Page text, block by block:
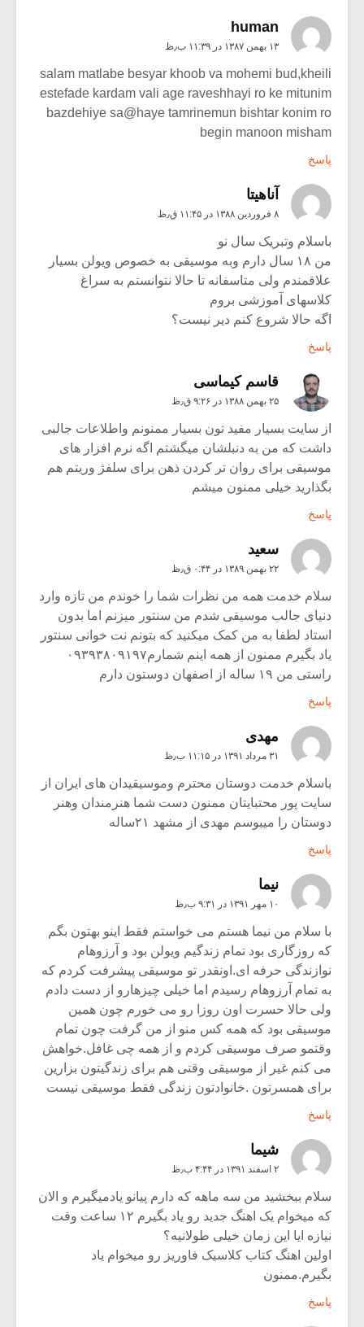
human
۱۳ بهمن ۱۳۸۷ در ۱۱:۳۹ ب٫ظ
salam matlabe besyar khoob va mohemi bud,kheili
estefade kardam vali age raveshhayi ro ke mitunim
bazdehiye sa@haye tamrinemun bishtar konim ro
begin manoon misham
پاسخ
آناهیتا
۸ فروردین ۱۳۸۸ در ۱۱:۴۵ ق٫ظ
باسلام وتبریک سال نو
من ۱۸ سال دارم وبه موسیقی به خصوص ویولن بسیار
علاقمندم ولی متاسفانه تا حالا نتوانستم به سراغ
کلاسهای آموزشی بروم
اگه حالا شروع کنم دیر نیست؟
پاسخ
قاسم کیماسی
۲۵ بهمن ۱۳۸۸ در ۹:۲۶ ق٫ظ
از سایت بسیار مفید تون بسیار ممنونم واطلاعات جالبی
داشت که من به دنبلشان میگشتم اگه نرم افزار های
موسیقی برای روان تر کردن ذهن برای سلفژ وریتم هم
بگذارید خیلی ممنون میشم
پاسخ
سعید
۲۲ بهمن ۱۳۸۹ در ۰:۴۴ ق٫ظ
سلام خدمت همه من نظرات شما را خوندم من تازه وارد
دنیای جالب موسیقی شدم من سنتور میزنم اما بدون
استاد لطفا به من کمک میکنید که بتونم نت خوانی سنتور
یاد بگیرم ممنون از همه اینم شمارم۰۹۳۹۳۸۰۹۱۹۷
راستی من ۱۹ ساله از اصفهان دوستون دارم
پاسخ
مهدی
۳۱ مرداد ۱۳۹۱ در ۱۱:۱۵ ب٫ظ
باسلام خدمت دوستان محترم وموسیقیدان های ایران از
سایت پور محتبایتان ممنون دست شما هنرمندان وهنر
دوستان را میبوسم مهدی از مشهد ۲۱ساله
پاسخ
نیما
۱۰ مهر ۱۳۹۱ در ۹:۳۱ ب٫ظ
با سلام من نیما هستم می خواستم فقط اینو بهتون بگم
که روزگاری بود تمام زندگیم ویولن بود و آرزوهام
نوازندگی حرفه ای.اونقدر تو موسیقی پیشرفت کردم که
به تمام آرزوهام رسیدم اما خیلی چیزهارو از دست دادم
ولی حالا حسرت اون روزا رو می خورم چون همین
موسیقی بود که همه کس منو از من گرفت چون تمام
وقتمو صرف موسیقی کردم و از همه چی غافل.خواهش
می کنم غیر از موسیقی وقتی هم برای زندگیتون بزارین
برای همسرتون .خانوادتون زندگی فقط موسیقی نیست
پاسخ
شیما
۲ اسفند ۱۳۹۱ در ۴:۴۴ ب٫ظ
سلام ببخشید من سه ماهه که دارم پیانو یادمیگیرم و الان
که میخوام یک اهنگ جدید رو یاد بگیرم ۱۲ ساعت وقت
نیازه ایا این زمان خیلی طولانیه؟
اولین اهنگ کتاب کلاسیک فاوریز رو میخوام یاد
بگیرم.ممنون
پاسخ